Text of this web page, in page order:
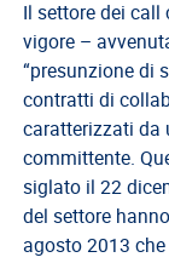
I
Consulenti
del
Lavoro
Ricerca
Iscritti
Modulistica
Il settore dei call
vigore –
“presunzione di
contratti di
caratterizzati da
committente.
siglato il 22
del settore
agosto 2013